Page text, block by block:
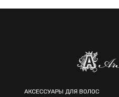
АКСЕССУАРЫ ДЛЯ ВОЛОС